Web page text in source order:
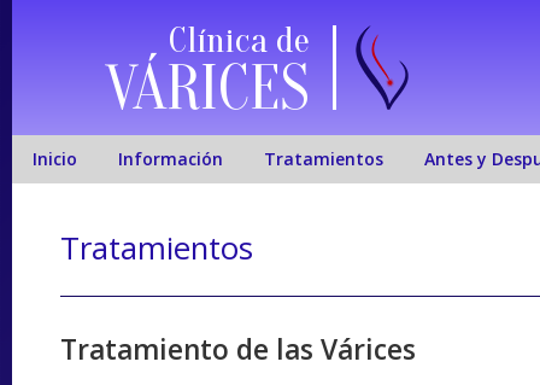
Clínica de
VÁRICES
Inicio Información Tratamientos Antes y
Tratamientos
Tratamiento de las Várices